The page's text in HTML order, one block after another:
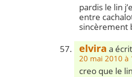
pardis le lin
entre
sincèrement
elvira a
20 mai 2010 à
creo que le lin